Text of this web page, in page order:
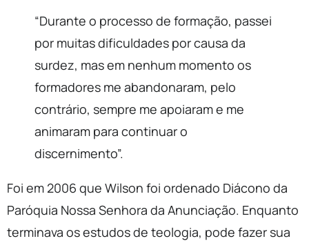
“Durante o processo de formação, passei
por muitas dificuldades por causa da
surdez, mas em nenhum momento os
formadores me abandonaram, pelo
contrário, sempre me apoiaram e me
animaram para continuar o
discernimento”.
Foi em 2006 que Wilson foi ordenado Diácono da
Paróquia Nossa Senhora da Anunciação. Enquanto
terminava os estudos de teologia, pode fazer sua